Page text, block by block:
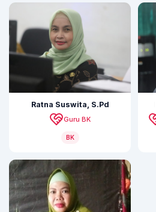
Ratna Suswita, S.Pd
Guru BK
BK